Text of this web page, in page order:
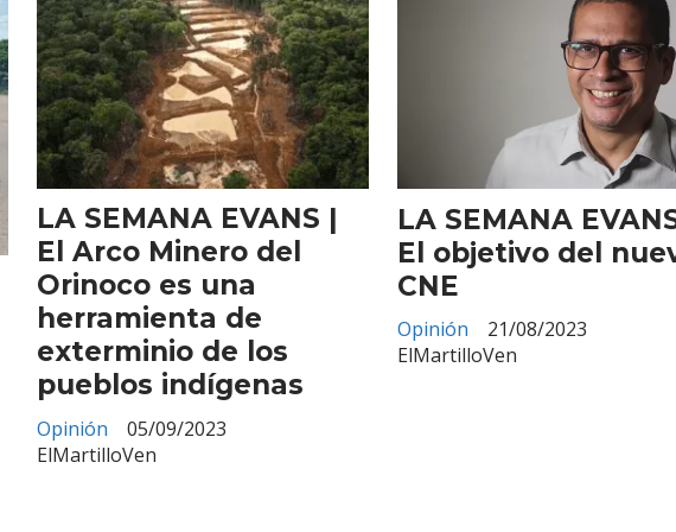
LA SEMANA EVANS |
El Arco Minero del
Orinoco es una
herramienta de
exterminio de los
pueblos indígenas
ElMartilloVen
Opinión 05/09/2023
LA SEMANA
El objetivo del
CNE
ElMartilloVen
Opinión 21/08/2023